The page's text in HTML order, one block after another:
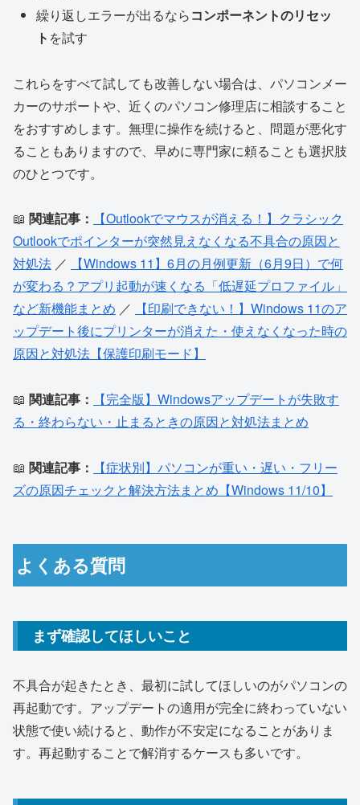
繰り返しエラーが出るならコンポーネントのリセッ
ト を試す
これらをすべて試しても改善しない場合は、パソコンメー
カーのサポートや、近くのパソコン修理店に相談すること
をおすすめします。無理に操作を続けると、問題が悪化す
ることもありますので、早めに専門家に頼ることも選択肢
のひとつです。
📖 関連記事：
【Outlookでマウスが消える！】クラシック
Outlookでポインターが突然見えなくなる不具合の原因と
対処法 ／
【Windows 11】6月の月例更新（6月9日）で何
が変わる？アプリ起動が速くなる「低遅延プロファイル」
など新機能まとめ ／
【印刷できない！】Windows 11のア
ップデート後にプリンターが消えた・使えなくなった時の
原因と対処法【保護印刷モード】
📖 関連記事：
【完全版】Windowsアップデートが失敗す
る・終わらない・止まるときの原因と対処法まとめ
📖 関連記事：
【症状別】パソコンが重い・遅い・フリー
ズの原因チェックと解決方法まとめ【Windows 11/10】
よくある質問
まず確認してほしいこと
不具合が起きたとき、最初に試してほしいのがパソコンの
再起動です。アップデートの適用が完全に終わっていない
状態で使い続けると、動作が不安定になることがありま
す。再起動することで解消するケースも多いです。